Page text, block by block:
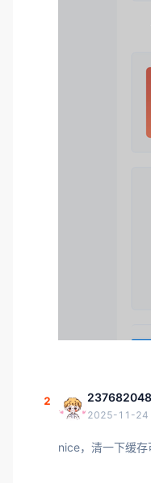
2
2025-11-24
nice，清一下缓